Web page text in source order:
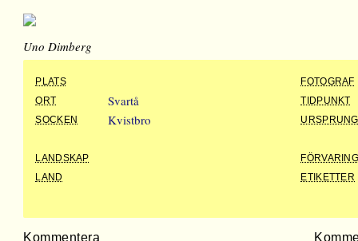
Uno Dimberg
PLATS
FOTOGRAF
ORT
Svartå
TIDPUNKT
SOCKEN
Kvistbro URSPRUNG
LANDSKAP
LAND
ETIKETTER
Kommentera